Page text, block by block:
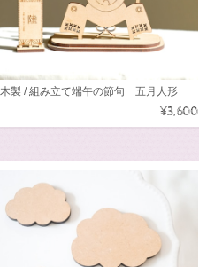
木製 / 組み立て端午の節句 五月人形
¥3,600